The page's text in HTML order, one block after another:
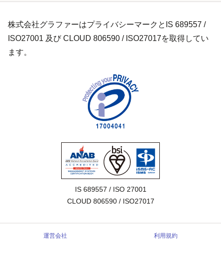
株式会社グラファーはプライバシーマークとIS 689557 /
ISO27001 及び CLOUD 806590 / ISO27017を取得してい
ます。
IS 689557 / ISO 27001
CLOUD 806590 / ISO27017
運営会社 利用規約